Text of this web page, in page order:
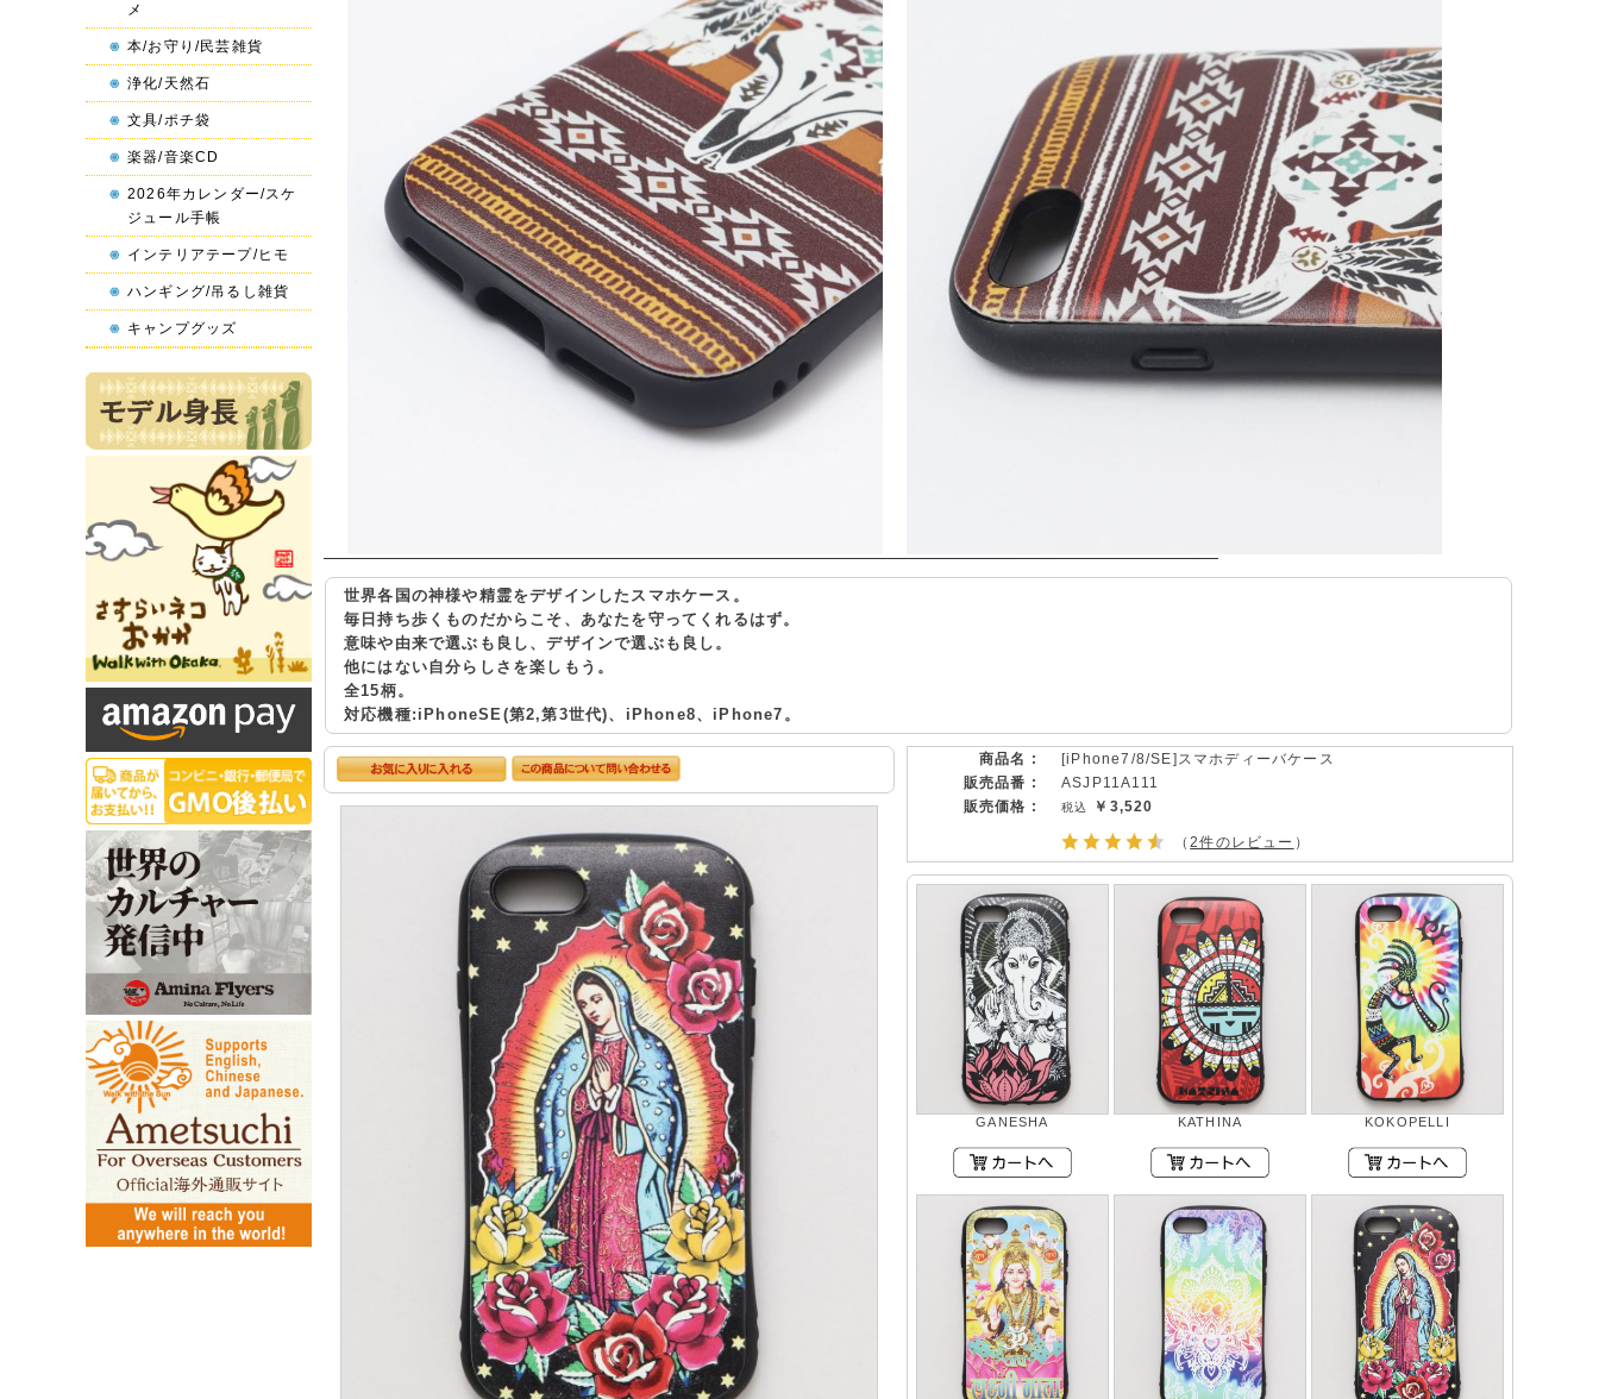
世界各国の神様や精霊をデザインしたスマホケース。
毎日持ち歩くものだからこそ、あなたを守ってくれるはず。
意味や由来で選ぶも良し、デザインで選ぶも良し。
他にはない自分らしさを楽しもう。
全15柄。
対応機種:iPhoneSE(第2,第3世代)、iPhone8、iPhone7。
商品名 :
[iPhone7/8/SE]スマホディーバケース
販売品番 :
ASJP11A111
販売価格 :
￥3,520
（2件のレビュー ）
GANESHA KATHINA KOKOPELLI
メ
本/お守り/民芸雑貨
浄化/天然石
文具/ポチ袋
楽器/音楽CD
2026年カレンダー/スケ
ジュール手帳
インテリアテープ/ヒモ
ハンギング/吊るし雑貨
キャンプグッズ